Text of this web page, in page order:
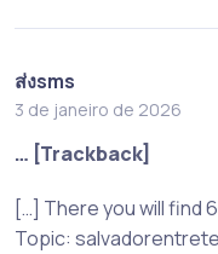
ส่งsms
3 de janeiro de 2026
… [Trackback]
[…] There you will find
Topic: